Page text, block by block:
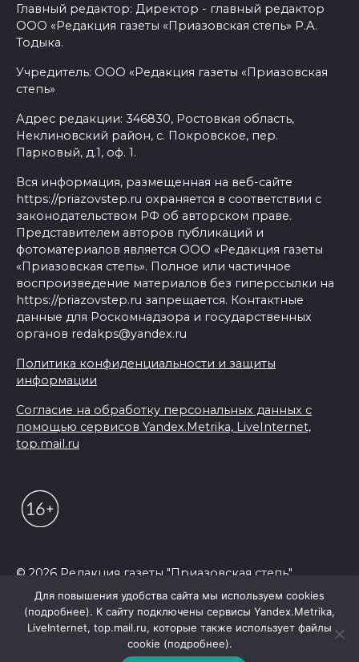
Главный редактор: Директор - главный редактор
ООО «Редакция газеты «Приазовская степь» Р.А.
Тодыка.
Учредитель: ООО «Редакция газеты «Приазовская
степь»
Адрес редакции: 346830, Ростовкая область,
Неклиновский район, с. Покровское, пер.
Парковый, д.1, оф. 1.
Вся информация, размещенная на веб-сайте
https://priazovstep.ru охраняется в соответствии с
законодательством РФ об авторском праве.
Представителем авторов публикаций и
фотоматериалов является ООО «Редакция газеты
«Приазовская степь». Полное или частичное
воспроизведение материалов без гиперссылки на
https://priazovstep.ru запрещается. Контактные
данные для Роскомнадзора и государственных
органов redakps@yandex.ru
Политика конфиденциальности и защиты
информации
Согласие на обработку персональных данных с
помощью сервисов Yandex.Metrika, LiveInternet,
top.mail.ru
© 2026 Редакция газеты "Приазовская степь"
Для повышения удобства сайта мы используем cookies
(подробнее). К сайту подключены сервисы Yandex.Metrika,
LiveInternet, top.mail.ru, которые также использует файлы
cookie (подробнее).